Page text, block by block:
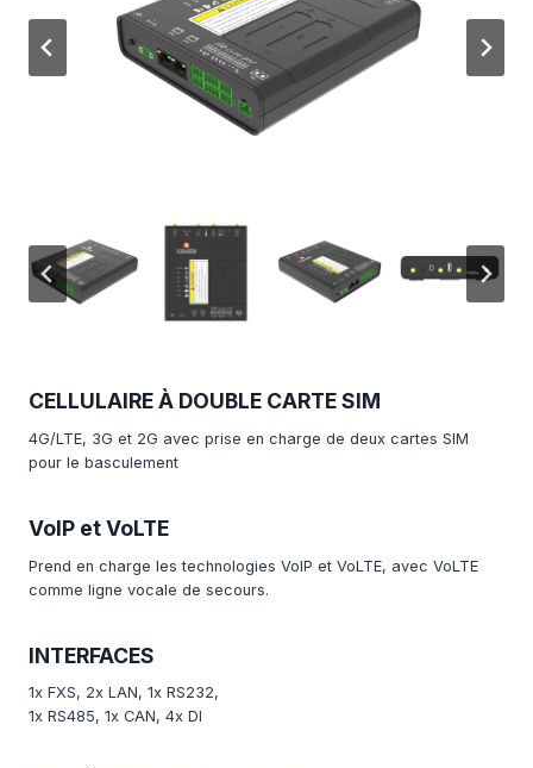
CELLULAIRE À DOUBLE CARTE SIM
4G/LTE, 3G et 2G avec prise en charge de deux cartes SIM
pour le basculement
VoIP et VoLTE
Prend en charge les technologies VoIP et VoLTE, avec VoLTE
comme ligne vocale de secours.
INTERFACES
1x FXS, 2x LAN, 1x RS232,
1x RS485, 1x CAN, 4x DI